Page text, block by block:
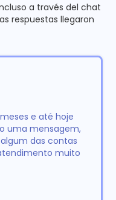
a través del chat
respuestas llegaron
e até hoje
uma mensagem,
das contas
muito